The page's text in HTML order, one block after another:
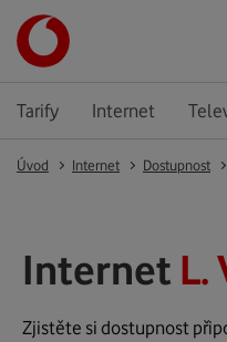
Tarify Internet
Úvod Internet Dostupnost
Internet L.
Zjistěte si dostupnost